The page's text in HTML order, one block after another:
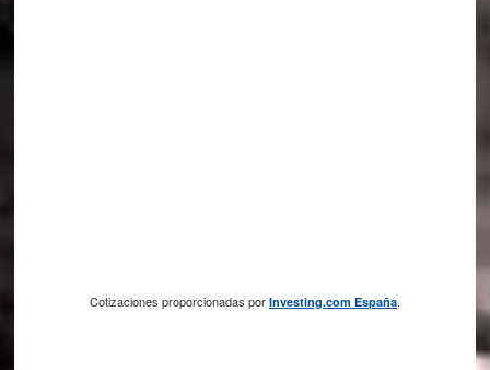
Cotizaciones proporcionadas por Investing.com España.